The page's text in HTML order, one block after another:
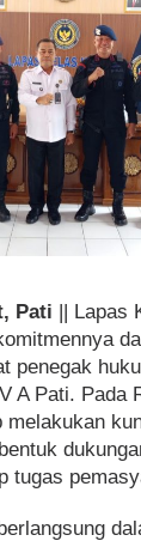
Pati || Lapas
penegak
A Pati. Pada
melakukan
tugas